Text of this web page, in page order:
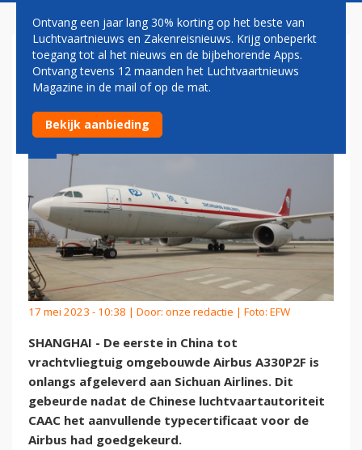
EERSTE CHINESE AIRBUS
A330P2F AFGELEVERD
17 mei 2023 - 10:38 | Door: onze redactie | Foto: EFW
SHANGHAI - De eerste in China tot
vrachtvliegtuig omgebouwde Airbus A330P2F is
onlangs afgeleverd aan Sichuan Airlines. Dit
gebeurde nadat de Chinese luchtvaartautoriteit
CAAC het aanvullende typecertificaat voor de
Airbus had goedgekeurd.
Ontvang een jaar lang 30% korting op het beste van
Luchtvaartnieuws en Zakenreisnieuws. Krijg onbeperkt
toegang tot al het nieuws en de bijbehorende Apps.
Ontvang tevens 12 maanden het Luchtvaartnieuws
Magazine in de mail of op de mat.
Bekijk aanbieding